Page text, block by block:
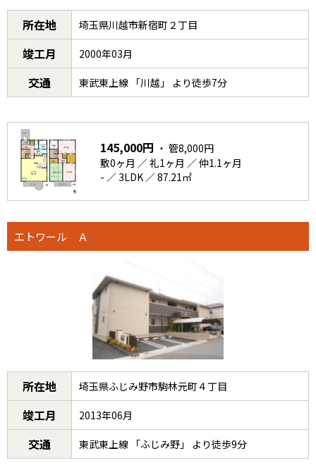
所在地 埼玉県川越市新宿町２丁目
竣工月 2000年03月
交通 東武東上線 「川越」 より徒歩7分
145,000円 ・ 管8,000円
敷0ヶ月 ／ 礼1ヶ月 ／ 仲1.1ヶ月
- ／ 3LDK ／ 87.21㎡
エトワール Ａ
所在地 埼玉県ふじみ野市駒林元町４丁目
竣工月 2013年06月
交通 東武東上線 「ふじみ野」 より徒歩9分